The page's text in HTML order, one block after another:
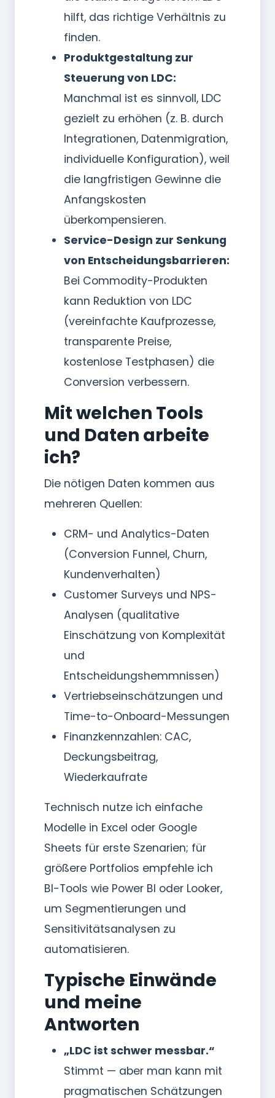
hilft, das richtige Verhältnis zu
finden.
Produktgestaltung zur
Steuerung von LDC:
Manchmal ist es sinnvoll, LDC
gezielt zu erhöhen (z. B. durch
Integrationen, Datenmigration,
individuelle Konfiguration), weil
die langfristigen Gewinne die
Anfangskosten
überkompensieren.
Service-Design zur Senkung
von Entscheidungsbarrieren:
Bei Commodity-Produkten
kann Reduktion von LDC
(vereinfachte Kaufprozesse,
transparente Preise,
kostenlose Testphasen) die
Conversion verbessern.
Mit welchen Tools
und Daten arbeite
ich?
Die nötigen Daten kommen aus
mehreren Quellen:
CRM- und Analytics-Daten
(Conversion Funnel, Churn,
Kundenverhalten)
Customer Surveys und NPS-
Analysen (qualitative
Einschätzung von Komplexität
und
Entscheidungshemmnissen)
Vertriebseinschätzungen und
Time-to-Onboard-Messungen
Finanzkennzahlen: CAC,
Deckungsbeitrag,
Wiederkaufrate
Technisch nutze ich einfache
Modelle in Excel oder Google
Sheets für erste Szenarien; für
größere Portfolios empfehle ich
BI-Tools wie Power BI oder Looker,
um Segmentierungen und
Sensitivitätsanalysen zu
automatisieren.
Typische Einwände
und meine
Antworten
„LDC ist schwer messbar.“
Stimmt — aber man kann mit
pragmatischen Schätzungen